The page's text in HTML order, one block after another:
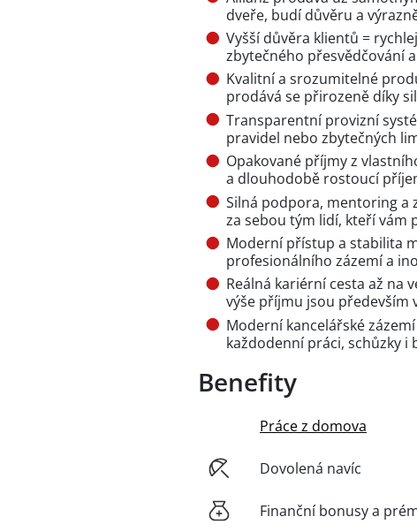
dveře, budí důvěru a
Vyšší důvěra klientů =
zbytečného přesvědčování
Kvalitní a srozumitelné
prodává se přirozeně díky
Transparentní provizní
pravidel nebo zbytečných
Opakované příjmy z
a dlouhodobě rostoucí
Silná podpora, mentoring a
za sebou tým lidí, kteří vám
Moderní přístup a stabilita
profesionálního zázemí a
Reálná kariérní cesta až na
výše příjmu jsou především
Moderní kancelářské
každodenní práci, schůzky i
Benefity
Práce z domova
Dovolená navíc
Finanční bonusy a